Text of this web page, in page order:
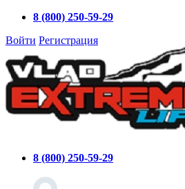
8 (800) 250-59-29
Войти Регистрация
8 (800) 250-59-29